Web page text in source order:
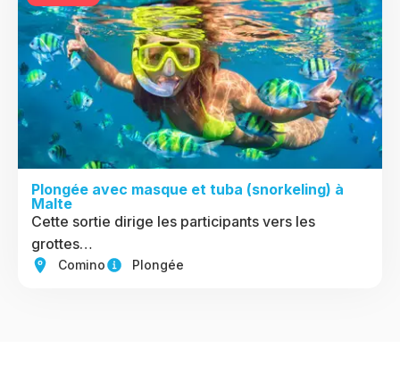
Plongée avec masque et tuba (snorkeling) à
Malte
Cette sortie dirige les participants vers les
grottes…
Comino Plongée